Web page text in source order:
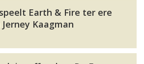
Earth & Fire ter ere
Kaagman